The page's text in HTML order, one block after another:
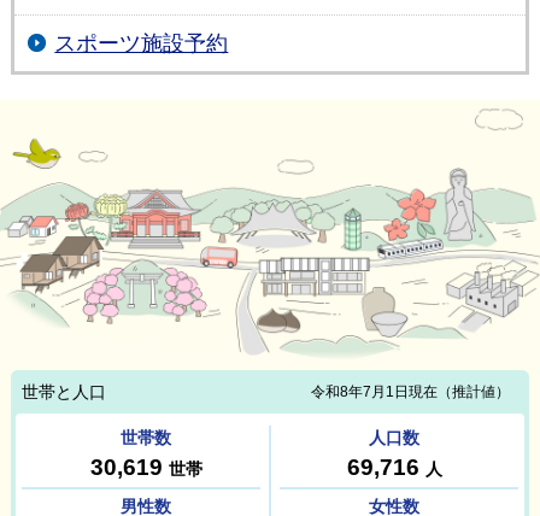
スポーツ施設予約